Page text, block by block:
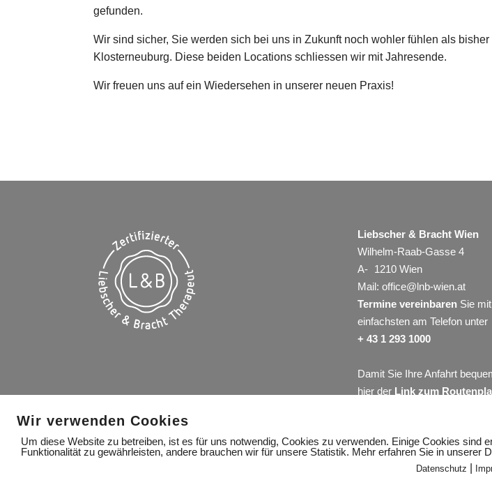
gefunden.
Wir sind sicher, Sie werden sich bei uns in Zukunft noch wohler fühlen als
Klosterneuburg. Diese beiden Locations schliessen wir mit Jahresende.
Wir freuen uns auf ein Wiedersehen in unserer neuen Praxis!
Liebscher & Bracht Wien
Wilhelm-Raab-Gasse 4
A- 1210 Wien
Mail: office@lnb-wien.at
Termine vereinbarenSie mit
einfachsten am Telefon unter
+ 43 1 293 1000
Damit Sie Ihre Anfahrt
hier der Link zum
IMPRESSUM
Wir verwenden Cookies
Um diese Website zu betreiben, ist es für uns notwendig, Cookies zu verwenden. Einige Cookies sind
Funktionalität zu gewährleisten, andere brauchen wir für unsere Statistik. Mehr erfahren Sie in unserer
Datenschutz